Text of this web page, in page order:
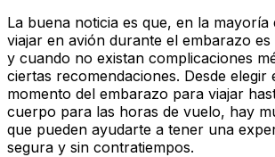
La buena noticia es que, en la mayoría
viajar en avión durante el embarazo
y cuando no existan complicaciones
ciertas recomendaciones. Desde elegir
momento del embarazo para viajar
cuerpo para las horas de vuelo, hay
que pueden ayudarte a tener una
segura y sin contratiempos.